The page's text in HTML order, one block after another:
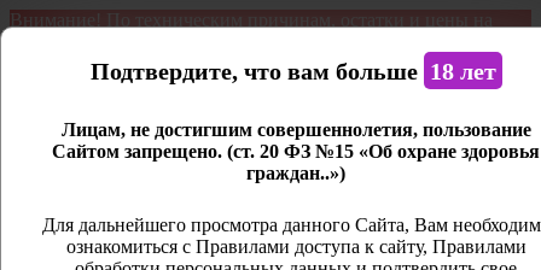
Внимание! По техническим причинам, остатки и цены на
является демонстрационным. Дистанционная продажа не
Открыть сайдбар
Личный кабинет
Закрыть
Подтвердите, что вам больше 18 лет
Лицам, не достигшим совершеннолетия, пользование
Сайтом запрещено. (ст. 20 ФЗ №15 «Об охране здоровья
граждан..»)
Для дальнейшего просмотра данного Сайта, Вам
ознакомиться с Правилами доступа к сайту, Правилами